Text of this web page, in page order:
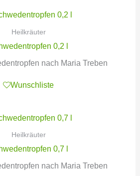
Heilkräuter
0,2 l
nach Maria Treben
Wunschliste
Heilkräuter
0,7 l
nach Maria Treben